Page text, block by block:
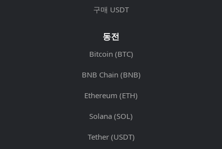
구매 USDT
동전
Bitcoin (BTC)
BNB Chain (BNB)
Ethereum (ETH)
Solana (SOL)
Tether (USDT)